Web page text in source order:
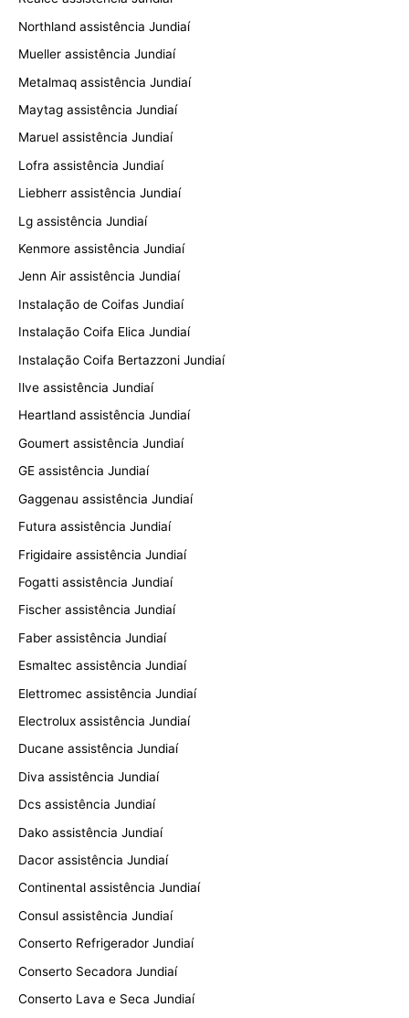
Northland assistência Jundiaí
Mueller assistência Jundiaí
Metalmaq assistência Jundiaí
Maytag assistência Jundiaí
Maruel assistência Jundiaí
Lofra assistência Jundiaí
Liebherr assistência Jundiaí
Lg assistência Jundiaí
Kenmore assistência Jundiaí
Jenn Air assistência Jundiaí
Instalação de Coifas Jundiaí
Instalação Coifa Elica Jundiaí
Instalação Coifa Bertazzoni Jundiaí
Ilve assistência Jundiaí
Heartland assistência Jundiaí
Goumert assistência Jundiaí
GE assistência Jundiaí
Gaggenau assistência Jundiaí
Futura assistência Jundiaí
Frigidaire assistência Jundiaí
Fogatti assistência Jundiaí
Fischer assistência Jundiaí
Faber assistência Jundiaí
Esmaltec assistência Jundiaí
Elettromec assistência Jundiaí
Electrolux assistência Jundiaí
Ducane assistência Jundiaí
Diva assistência Jundiaí
Dcs assistência Jundiaí
Dako assistência Jundiaí
Dacor assistência Jundiaí
Continental assistência Jundiaí
Consul assistência Jundiaí
Conserto Refrigerador Jundiaí
Conserto Secadora Jundiaí
Conserto Lava e Seca Jundiaí